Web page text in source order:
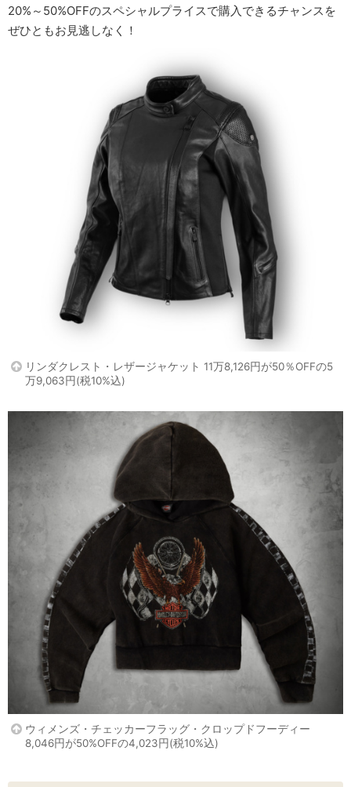
20%～50%OFFのスペシャルプライスで購入できるチャンスを
ぜひともお見逃しなく！
リンダクレスト・レザージャケット 11万8,126円が50％OFFの5
万9,063円(税10%込)
ウィメンズ・チェッカーフラッグ・クロップドフーディー
8,046円が50%OFFの4,023円(税10%込)